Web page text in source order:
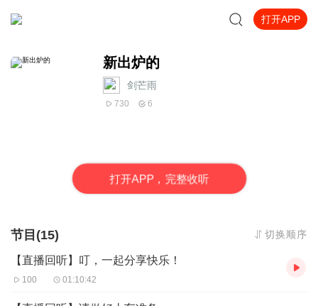
打开APP
新出炉的
剑芒雨
730 6
打开APP，完整收听
节目(15) 切换顺序
【直播回听】叮，一起分享快乐！
100 01:10:42